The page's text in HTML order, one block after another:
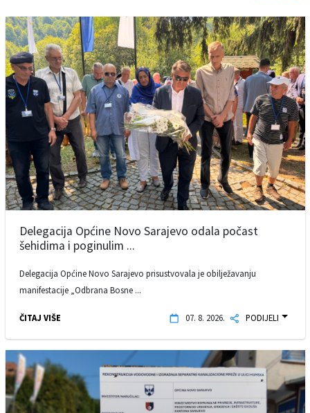
Delegacija Općine Novo Sarajevo odala počast
šehidima i poginulim ...
Delegacija Općine Novo Sarajevo prisustvovala je obilježavanju
manifestacije „Odbrana Bosne ...
ČITAJ VIŠE 07. 8. 2026. PODIJELI